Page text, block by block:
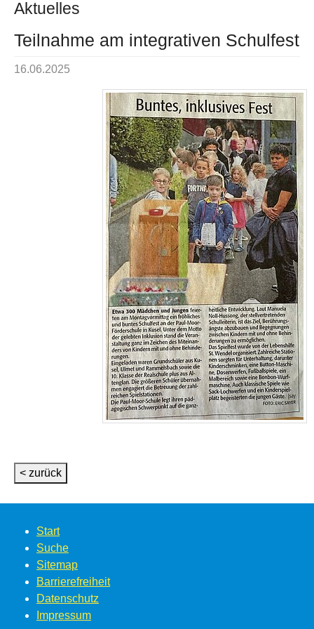
Aktuelles
Teilnahme am integrativen Schulfest
16.06.2025
< zurück
Start
Suche
Sitemap
Barrierefreiheit
Datenschutz
Impressum